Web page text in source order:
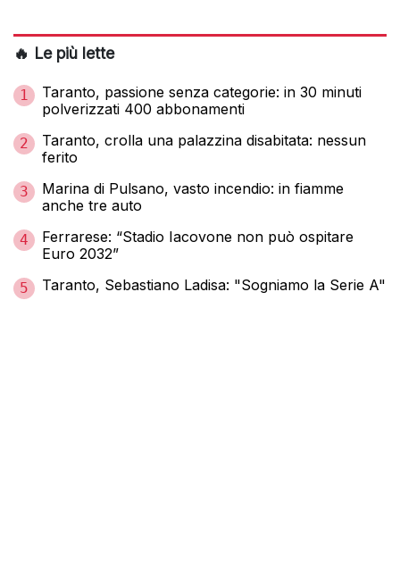
🔥 Le più lette
1
Taranto, passione senza categorie: in 30 minuti
polverizzati 400 abbonamenti
2
Taranto, crolla una palazzina disabitata: nessun
ferito
3
Marina di Pulsano, vasto incendio: in fiamme
anche tre auto
4
Ferrarese: “Stadio Iacovone non può ospitare
Euro 2032”
5 Taranto, Sebastiano Ladisa: "Sogniamo la Serie A"